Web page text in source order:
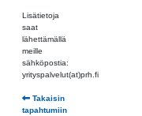
Lisätietoja
saat
lähettämällä
meille
sähköpostia:
yrityspalvelut(at)prh.fi
Takaisin
tapahtumiin